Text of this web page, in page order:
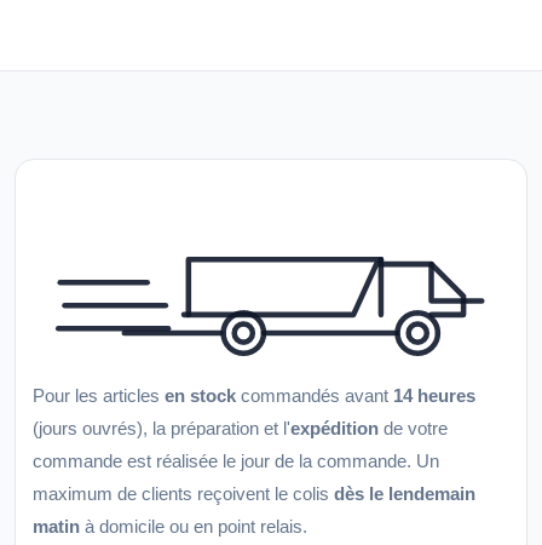
Pour les articles en stock commandés avant 14 heures
(jours ouvrés), la préparation et l'expédition de votre
commande est réalisée le jour de la commande. Un
maximum de clients reçoivent le colis dès le lendemain
matin à domicile ou en point relais.